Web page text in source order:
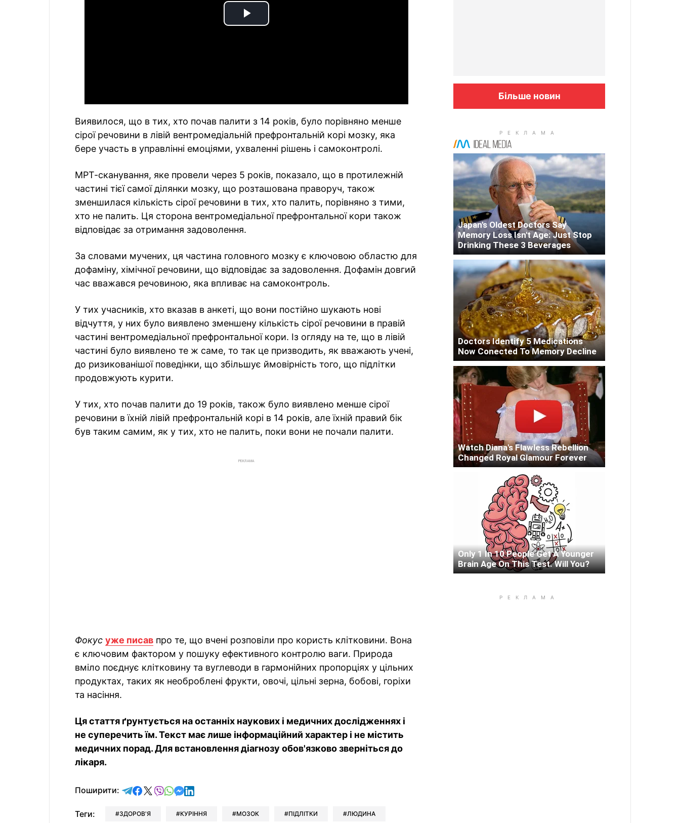
Play
Виявилося, що в тих, хто почав палити з 14 років, було порівняно менше
сірої речовини в лівій вентромедіальній префронтальній корі мозку, яка
бере участь в управлінні емоціями, ухваленні рішень і самоконтролі.
МРТ-сканування, яке провели через 5 років, показало, що в протилежній
частині тієї самої ділянки мозку, що розташована праворуч, також
зменшилася кількість сірої речовини в тих, хто палить, порівняно з тими,
хто не палить. Ця сторона вентромедіальної префронтальної кори також
відповідає за отримання задоволення.
За словами мучених, ця частина головного мозку є ключовою областю для
дофаміну, хімічної речовини, що відповідає за задоволення. Дофамін довгий
час вважався речовиною, яка впливає на самоконтроль.
У тих учасників, хто вказав в анкеті, що вони постійно шукають нові
відчуття, у них було виявлено зменшену кількість сірої речовини в правій
частині вентромедіальної префронтальної кори. Із огляду на те, що в лівій
частині було виявлено те ж саме, то так це призводить, як вважають учені,
до ризикованішої поведінки, що збільшує ймовірність того, що підлітки
продовжують курити.
У тих, хто почав палити до 19 років, також було виявлено менше сірої
речовини в їхній лівій префронтальній корі в 14 років, але їхній правий бік
був таким самим, як у тих, хто не палить, поки вони не почали палити.
РЕКЛАМА
Фокус уже писав про те, що вчені розповіли про користь клітковини. Вона
є ключовим фактором у пошуку ефективного контролю ваги. Природа
вміло поєднує клітковину та вуглеводи в гармонійних пропорціях у цільних
продуктах, таких як необроблені фрукти, овочі, цільні зерна, бобові, горіхи
та насіння.
Ця стаття ґрунтується на останніх наукових і медичних дослідженнях і
не суперечить їм. Текст має лише інформаційний характер і не містить
медичних порад. Для встановлення діагнозу обов'язково зверніться до
лікаря.
Поширити: відправити у Telegram
поділитись у Facebook
поділитись у X
відправити у Viber
відправити у Whatsapp
відправити у Messenger
відправити у LinkedIn
Теги: ЗДОРОВ'Я КУРІННЯ МОЗОК ПІДЛІТКИ ЛЮДИНА
Більше новин
Japan's Oldest Doctors Say
Memory Loss Isn't Age: Just Stop
Drinking These 3 Beverages
Doctors Identify 5 Medications
Now Conected To Memory Decline
Watch Diana's Flawless Rebellion
Changed Royal Glamour Forever
Only 1 In 10 People Get A Younger
Brain Age On This Test. Will You?